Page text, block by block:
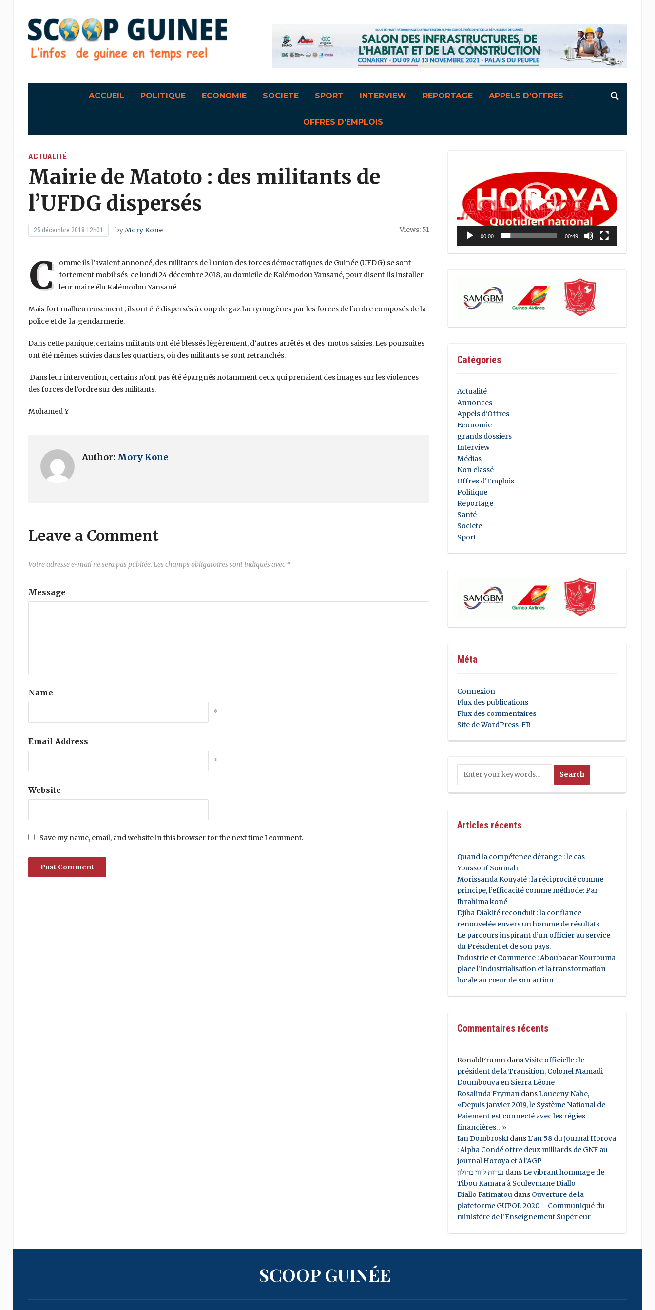
ACCUEIL POLITIQUE ECONOMIE SOCIETE SPORT INTERVIEW REPORTAGE APPELS D’OFFRES
OFFRES D’EMPLOIS
ACTUALITÉ
Mairie de Matoto : des militants de
l’UFDG dispersés
25 décembre 2018 12h01 byMory Kone Views: 51
C
omme ils l’avaient annoncé, des militants de l’union des forces démocratiques de Guinée (UFDG) se sont
fortement mobilisés ce lundi 24 décembre 2018, au domicile de Kalémodou Yansané, pour disent-ils installer
leur maire élu Kalémodou Yansané.
Mais fort malheureusement ; ils ont été dispersés à coup de gaz lacrymogènes par les forces de l’ordre composés de la
police et de la gendarmerie.
Dans cette panique, certains militants ont été blessés légèrement, d’autres arrêtés et des motos saisies. Les poursuites
ont été mêmes suivies dans les quartiers, où des militants se sont retranchés.
Dans leur intervention, certains n’ont pas été épargnés notamment ceux qui prenaient des images sur les violences
des forces de l’ordre sur des militants.
Mohamed Y
Author: Mory Kone
Leave a Comment
Votre adresse e-mail ne sera pas publiée. Les champs obligatoires sont indiqués avec *
Message
Name
*
Email Address
*
Website
Save my name, email, and website in this browser for the next time I comment.
00:00 00:49
Catégories
Actualité
Annonces
Appels d'Offres
Economie
grands dossiers
Interview
Médias
Non classé
Offres d'Emplois
Politique
Reportage
Santé
Societe
Sport
Méta
Connexion
Flux des publications
Flux des commentaires
Site de WordPress-FR
Articles récents
Quand la compétence dérange : le cas
Youssouf Soumah
Morissanda Kouyaté : la réciprocité comme
principe, l’efficacité comme méthode: Par
Ibrahima koné
Djiba Diakité reconduit : la confiance
renouvelée envers un homme de résultats
Le parcours inspirant d’un officier au service
du Président et de son pays.
Industrie et Commerce : Aboubacar Kourouma
place l’industrialisation et la transformation
locale au cœur de son action
Commentaires récents
RonaldFrumndansVisite officielle : le
président de la Transition, Colonel Mamadi
Doumbouya en Sierra Léone
Rosalinda FrymandansLouceny Nabe,
«Depuis janvier 2019, le Système National de
Paiement est connecté avec les régies
financières…»
Ian DombroskidansL’an 58 du journal Horoya
: Alpha Condé offre deux milliards de GNF au
journal Horoya et à l’AGP
נערות ליווי בחולון dansLe vibrant hommage de
Tibou Kamara à Souleymane Diallo
Diallo Fatimatoudans Ouverture de la
plateforme GUPOL 2020 – Communiqué du
ministère de l’Enseignement Supérieur
SCOOP GUINÉE